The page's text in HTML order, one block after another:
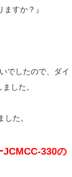
すか？』
でしたので、ダイ
した。
た。
JCMCC-330の